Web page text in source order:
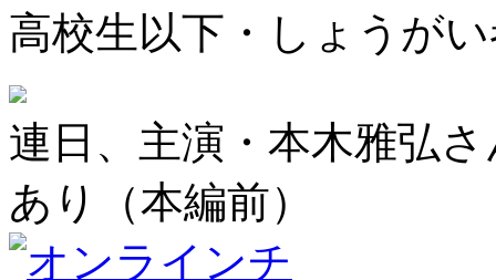
高校生以下・しょうがい
連日、主演・本木雅弘
あり（本編前）